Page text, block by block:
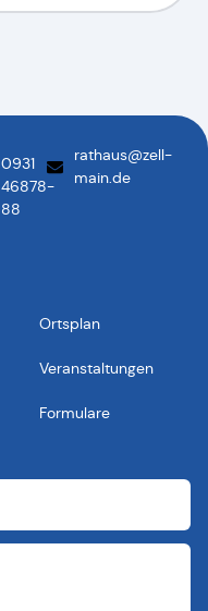
0931
46878-
88
rathaus@zell-
main.de
Ortsplan
Veranstaltungen
Formulare